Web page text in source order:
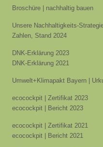
Broschüre | nachhaltig bauen
Unsere Nachhaltigkeits-
Zahlen, Stand 2024
DNK-Erklärung 2023
DNK-Erklärung 2021
Umwelt+Klimapakt Bayern |
ecocockpit | Zertifikat 2023
ecocockpit | Bericht 2023
ecocockpit | Zertifikat 2021
ecocockpit | Bericht 2021